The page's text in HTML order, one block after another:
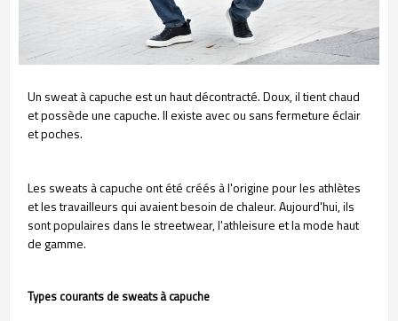
Un sweat à capuche est un haut décontracté. Doux, il tient chaud
et possède une capuche. Il existe avec ou sans fermeture éclair
et poches.
Les sweats à capuche ont été créés à l'origine pour les athlètes
et les travailleurs qui avaient besoin de chaleur. Aujourd'hui, ils
sont populaires dans le streetwear, l'athleisure et la mode haut
de gamme.
Types courants de sweats à capuche